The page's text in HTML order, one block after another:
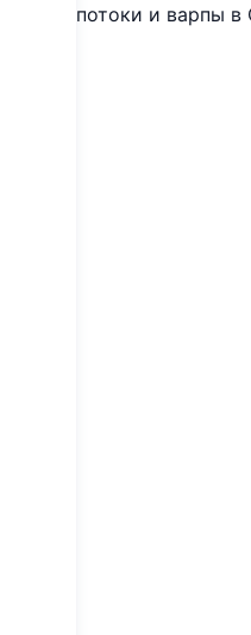
потоки и варпы в